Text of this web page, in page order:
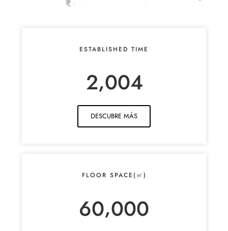
ESTABLISHED TIME
2,004
DESCUBRE MÁS
FLOOR SPACE(㎡)
60,000